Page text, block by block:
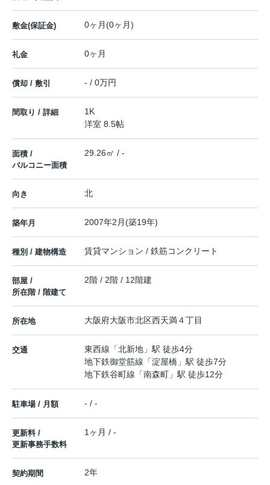
敷金(保証金) 0ヶ月(0ヶ月)
礼金 0ヶ月
償却 / 敷引 - / 0万円
間取り / 詳細
1K
洋室 8.5帖
面積 /
バルコニー面積
29.26㎡ / -
向き 北
築年月 2007年2月(築19年)
種別 / 建物構造 賃貸マンション / 鉄筋コンクリート
部屋 /
所在階 / 階建て
2階 / 2階 / 12階建
所在地 大阪府大阪市北区西天満４丁目
交通 東西線 「北新地 」駅 徒歩4分
地下鉄御堂筋線 「淀屋橋 」駅 徒歩7分
地下鉄谷町線 「南森町 」駅 徒歩12分
駐車場 / 月額 - / -
更新料 /
更新事務手数料
1ヶ月 / -
契約期間 2年